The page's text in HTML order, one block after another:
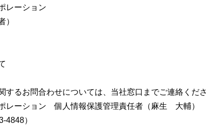
レーション
）
するお問合わせについては、当社窓口までご連絡くださ
レーション 個人情報保護管理責任者（麻生 大輔）
4848）